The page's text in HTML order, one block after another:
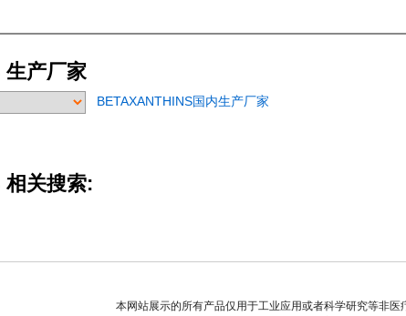
生产厂家
BETAXANTHINS国内生产厂家
相关搜索:
本网站展示的所有产品仅用于工业应用或者科学研究等非医